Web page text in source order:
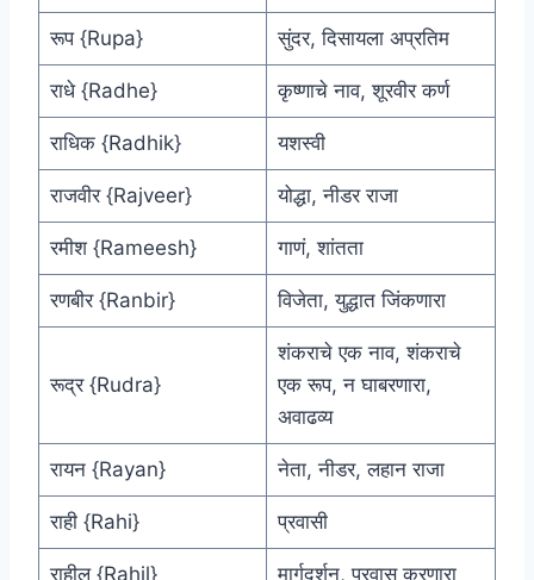
रूप {Rupa} सुंदर, दिसायला अप्रतिम
राधे {Radhe} कृष्णाचे नाव, शूरवीर कर्ण
राधिक {Radhik} यशस्वी
राजवीर {Rajveer} योद्धा, नीडर राजा
रमीश {Rameesh} गाणं, शांतता
रणबीर {Ranbir} विजेता, युद्धात जिंकणारा
रूद्र {Rudra}
शंकराचे एक नाव, शंकराचे
एक रूप, न घाबरणारा,
अवाढव्य
रायन {Rayan} नेता, नीडर, लहान राजा
राही {Rahi} प्रवासी
राहील {Rahil} मार्गदर्शन, प्रवास करणारा